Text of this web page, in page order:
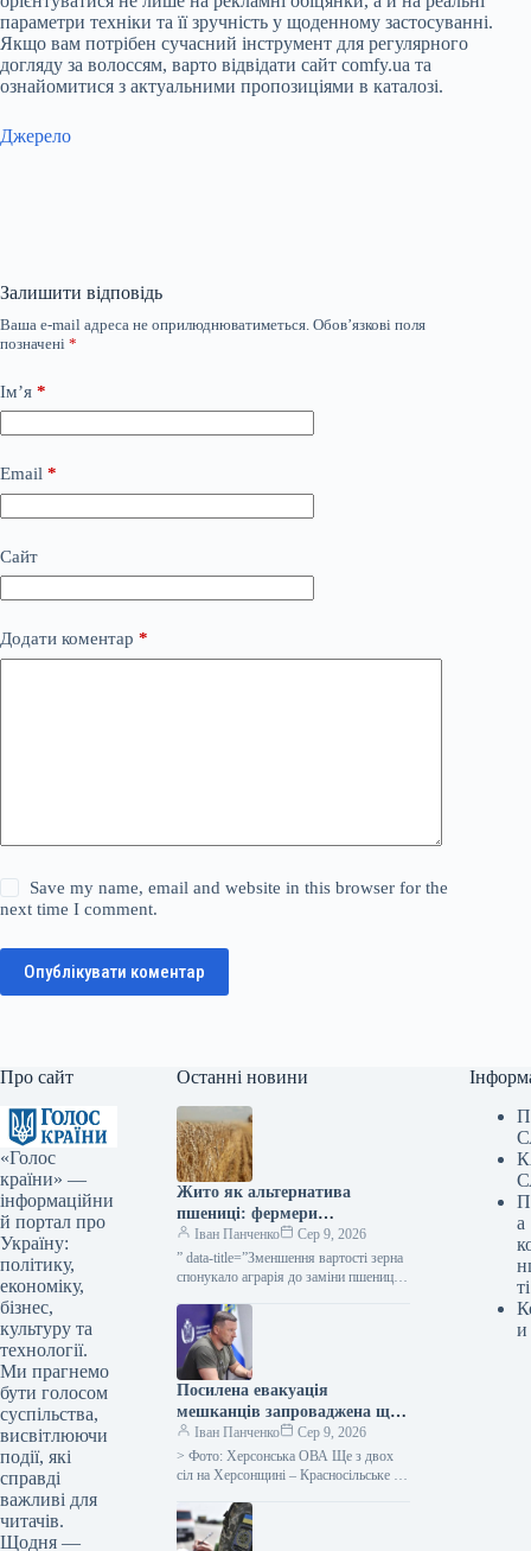
параметри техніки та її зручність у щоденному застосуванні.
Якщо вам потрібен сучасний інструмент для регулярного
догляду за волоссям, варто відвідати сайт comfy.ua та
ознайомитися з актуальними пропозиціями в каталозі.
Джерело
Залишити відповідь
Ваша e-mail адреса не оприлюднюватиметься. Обов’язкові поля
позначені *
Ім’я *
Email *
Сайт
Додати коментар *
Save my name, email and website in this browser for the
next time I comment.
Опублікувати коментар
Про сайт
«Голос
країни» —
інформаційни
й портал про
Україну:
політику,
економіку,
бізнес,
культуру та
технології.
Ми прагнемо
бути голосом
суспільства,
висвітлюючи
події, які
справді
важливі для
читачів.
Щодня —
Останні новини
Жито як альтернатива
пшениці: фермери
розглядають зміну культур —
КУРКУЛЬ
Іван Панченко
Сер 9, 2026
” data-title=”Зменшення вартості зерна
спонукало аграрія до заміни пшениці
url=”https://kurkul.com/news/41856-
cherez-padinnya-tsin-na-zerno-fermer-
zadumavsya-pro-zaminu-pshenitsi-
jitom”> Через зниження вартості зерна
аграрій розглядає можливість заміни
пшениці…
Посилена евакуація
мешканців запроваджена ще
в двох населених пунктах
Бериславщини на
Херсонщині.
Іван Панченко
Сер 9, 2026
> Фото: Херсонська ОВА Ще з двох
сіл на Херсонщині – Красносільське та
оголошено…
а
ті
и